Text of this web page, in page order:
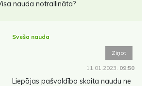
nauda notrallināta?
Sveša nauda
Ziņot
11.01.2023. 09:50
Liepājas pašvaldība skaita naudu ne